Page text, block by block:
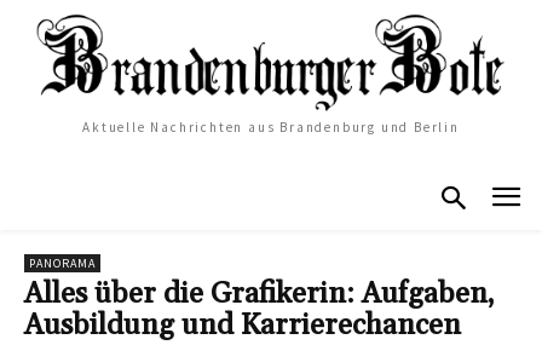
Aktuelle Nachrichten aus Brandenburg und Berlin
PANORAMA
Alles über die Grafikerin: Aufgaben,
Ausbildung und Karrierechancen